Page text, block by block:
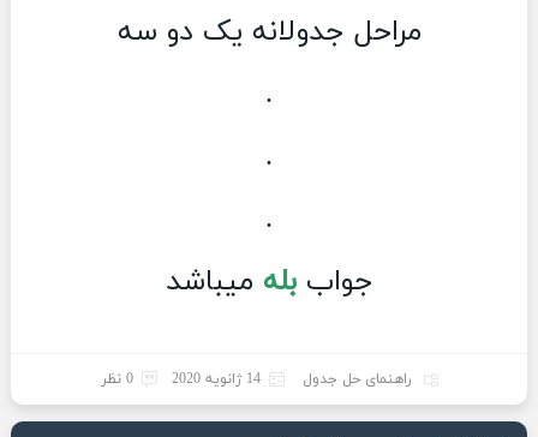
مراحل جدولانه یک دو سه
.
.
.
جواببله میباشد
راهنمای حل جدول 14 ژانویه 2020 0 نظر